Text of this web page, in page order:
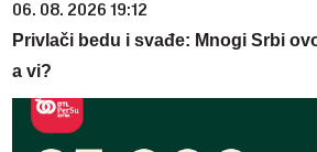
06. 08. 2026 19:12
Privlači bedu i svađe: Mnogi Srbi
a vi?